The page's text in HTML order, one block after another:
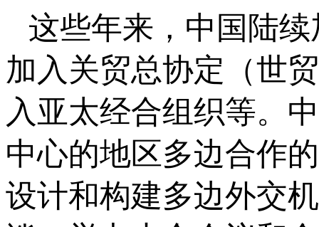
这些年来，中国陆
加入关贸总协定（世
入亚太经合组织等。
中心的地区多边合作
设计和构建多边外交